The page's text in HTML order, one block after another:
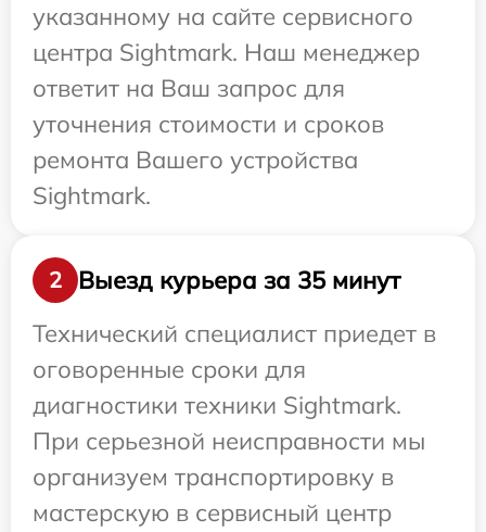
указанному на сайте сервисного
центра Sightmark. Наш менеджер
ответит на Ваш запрос для
уточнения стоимости и сроков
ремонта Вашего устройства
Sightmark.
2
Выезд курьера за 35 минут
Технический специалист приедет в
оговоренные сроки для
диагностики техники Sightmark.
При серьезной неисправности мы
организуем транспортировку в
мастерскую в сервисный центр